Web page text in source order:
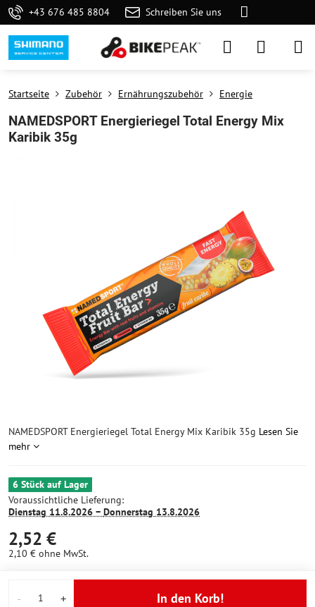
+43 676 485 8804 Schreiben Sie uns
Startseite Zubehör Ernährungszubehör Energie
NAMEDSPORT Energieriegel Total Energy Mix
Karibik 35g
NAMEDSPORT Energieriegel Total Energy Mix Karibik 35g Lesen Sie
mehr
6 Stück auf Lager
Voraussichtliche Lieferung:
Dienstag 11.8.2026 − Donnerstag 13.8.2026
2,52 €
2,10 € ohne MwSt.
In den Korb!